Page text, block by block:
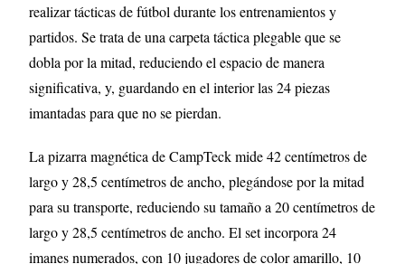
realizar tácticas de fútbol durante los entrenamientos y
partidos. Se trata de una carpeta táctica plegable que se
dobla por la mitad, reduciendo el espacio de manera
significativa, y, guardando en el interior las 24 piezas
imantadas para que no se pierdan.
La pizarra magnética de CampTeck mide 42 centímetros de
largo y 28,5 centímetros de ancho, plegándose por la mitad
para su transporte, reduciendo su tamaño a 20 centímetros de
largo y 28,5 centímetros de ancho. El set incorpora 24
imanes numerados, con 10 jugadores de color amarillo, 10